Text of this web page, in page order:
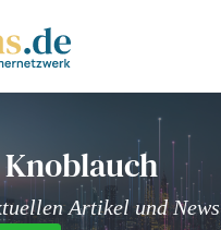
Artikel und News